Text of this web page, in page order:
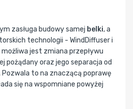
zasługa budowy samej belki, a
technologii - WindDiffuser i
możliwa jest zmiana przepływu
pożądany oraz jego separacja od
Pozwala to na znaczącą poprawę
się na wspomniane powyżej